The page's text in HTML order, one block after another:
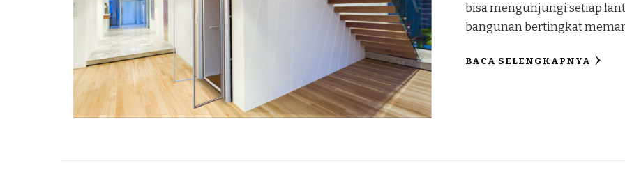
bisa mengunjungi setiap
bangunan bertingkat
BACA SELENGKAPNYA